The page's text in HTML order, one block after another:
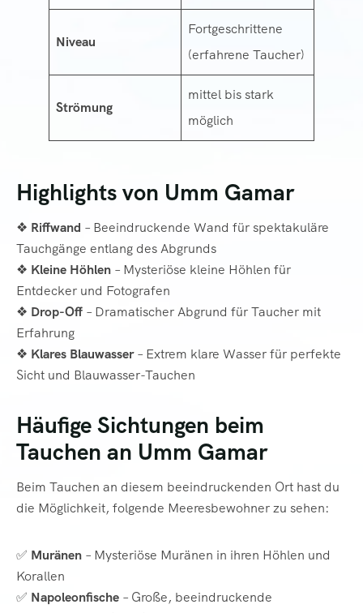
Niveau
Fortgeschrittene
(erfahrene Taucher)
Strömung
mittel bis stark
möglich
Highlights von Umm Gamar
❖ Riffwand – Beeindruckende Wand für spektakuläre
Tauchgänge entlang des Abgrunds
❖ Kleine Höhlen – Mysteriöse kleine Höhlen für
Entdecker und Fotografen
❖ Drop-Off – Dramatischer Abgrund für Taucher mit
Erfahrung
❖ Klares Blauwasser– Extrem klare Wasser für perfekte
Sicht und Blauwasser-Tauchen
Häufige Sichtungen beim
Tauchen an Umm Gamar
Beim Tauchen an diesem beeindruckenden Ort hast du
die Möglichkeit, folgende Meeresbewohner zu sehen:
✅ Muränen – Mysteriöse Muränen in ihren Höhlen und
Korallen
✅ Napoleonfische – Große, beeindruckende